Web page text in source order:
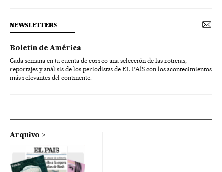
NEWSLETTERS
Boletín de América
Cada semana en tu cuenta de correo una selección de las noticias,
reportajes y análisis de los periodistas de EL PAÍS con los acontecimientos
más relevantes del continente.
Arquivo